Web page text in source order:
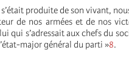
produite de son vivant,
de nos armées et de nos
qui s’adressait aux chefs du
major général du parti »8.